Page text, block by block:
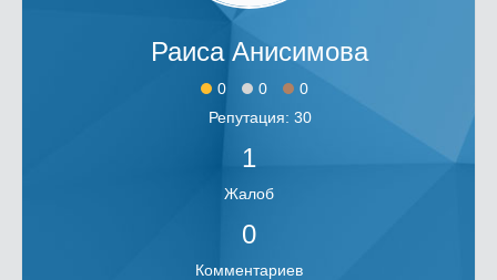
Раиса Анисимова
0 0
0
Репутация: 30
1
Жалоб
0
Комментариев